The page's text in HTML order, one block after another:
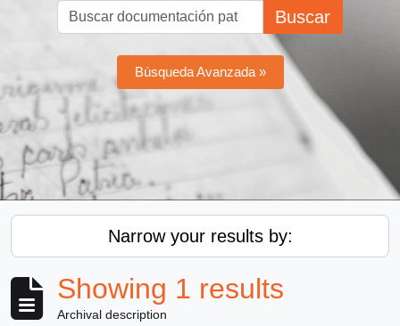
Buscar
Búsqueda Avanzada »
Narrow your results by:
Showing 1 results
Archival description